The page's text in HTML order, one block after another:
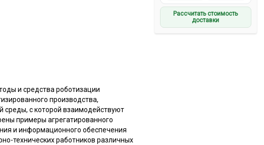
Рассчитать стоимость
доставки
и средства роботизации
производства,
среды, с которой взаимодействуют
примеры агрегатированного
и информационного обеспечения
технических работников различных